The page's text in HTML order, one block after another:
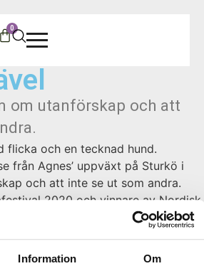
Information Om
0
om utanförskap och att
från Agnes’ uppväxt på Sturkö i
och att inte se ut som andra.
2020 och vinnare av Nordisk
pris på Novemberfestivalen 2020.